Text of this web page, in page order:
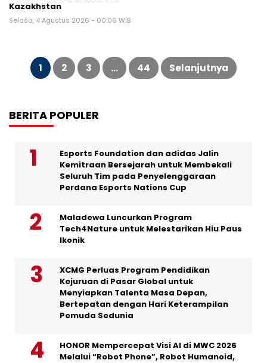
Kazakhstan
Selasa, 4 Agustus 2026 - 00:06 WIB
Paginasi
pos
1 2 3 … 44 Selanjutnya
BERITA POPULER
Esports Foundation dan adidas Jalin
Kemitraan Bersejarah untuk Membekali
Seluruh Tim pada Penyelenggaraan
Perdana Esports Nations Cup
Maladewa Luncurkan Program
Tech4Nature untuk Melestarikan Hiu Paus
Ikonik
XCMG Perluas Program Pendidikan
Kejuruan di Pasar Global untuk
Menyiapkan Talenta Masa Depan,
Bertepatan dengan Hari Keterampilan
Pemuda Sedunia
HONOR Mempercepat Visi AI di MWC 2026
Melalui “Robot Phone”, Robot Humanoid,